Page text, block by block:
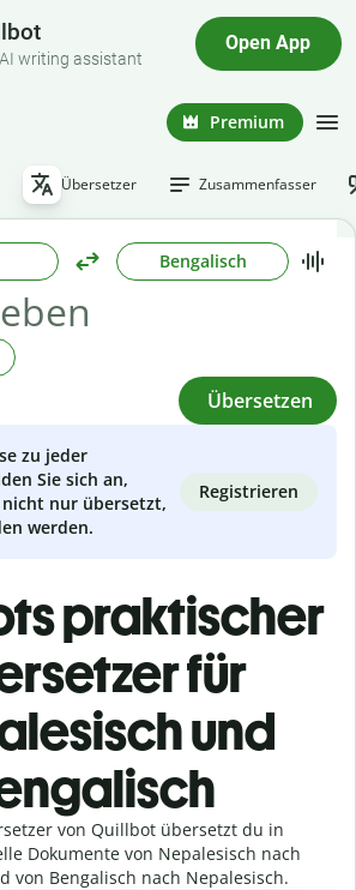
writing assistant
Open App
Premium
Übersetzer Zusammenfasser
Bengalisch
Übersetzen
zu jeder
Sie sich an,
nur übersetzt,
werden.
Registrieren
praktischer
für
und
von Quillbot übersetzt du in
Dokumente von Nepalesisch nach
von Bengalisch nach Nepalesisch.